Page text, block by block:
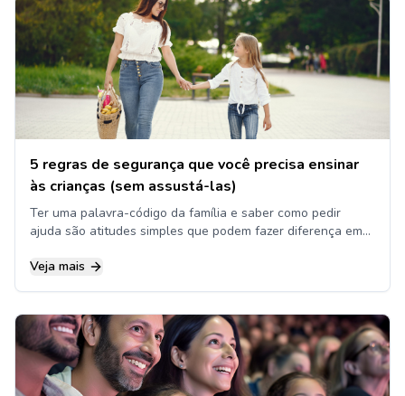
5 regras de segurança que você precisa ensinar
às crianças (sem assustá-las)
Ter uma palavra-código da família e saber como pedir
ajuda são atitudes simples que podem fazer diferença em
Veja mais